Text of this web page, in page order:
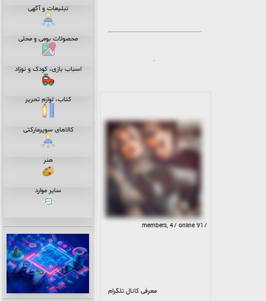
تبلیعات و آگهی
محصولات بومی و محلی
اسباب بازی، کودک و نوزاد
کتاب، لوازم تحریر
کالاهای سوپرمارکتی
هنر
سایر موارد
بی‌نظیری را برای همه اعضا
۱. بازی‌ها و مسابقات
همراه هستند که به شما امکان
می‌دهد به عنوان برنده از این
مسابقات بیرون بروید!
۲. سرگرمی‌های منحصربه‌فرد:
علاوه بر بازی‌ها، ما در گروهمان
مجموعه‌ای از سرگرمی‌های دیگر
را نیز ارائه می‌دهیم که شامل
کنسرت‌های آنلاین، جلسات
خنده دار و بازی‌های تعاملی
است. این سرگرمی‌ها به شما
امکان می‌دهد از وقت خود لذت
ببرید و با دیگر اعضا ارتباط برقرار
کنید.
۳. جوایز فوق‌العاده: برای ما،
شما بیشتر از یک عضو هستید،
شما همراهان ما هستید و به
فوق‌العاده بهره‌مند شوید؟ اگر
917 members, 47 online
معرفی کانال تلگرام